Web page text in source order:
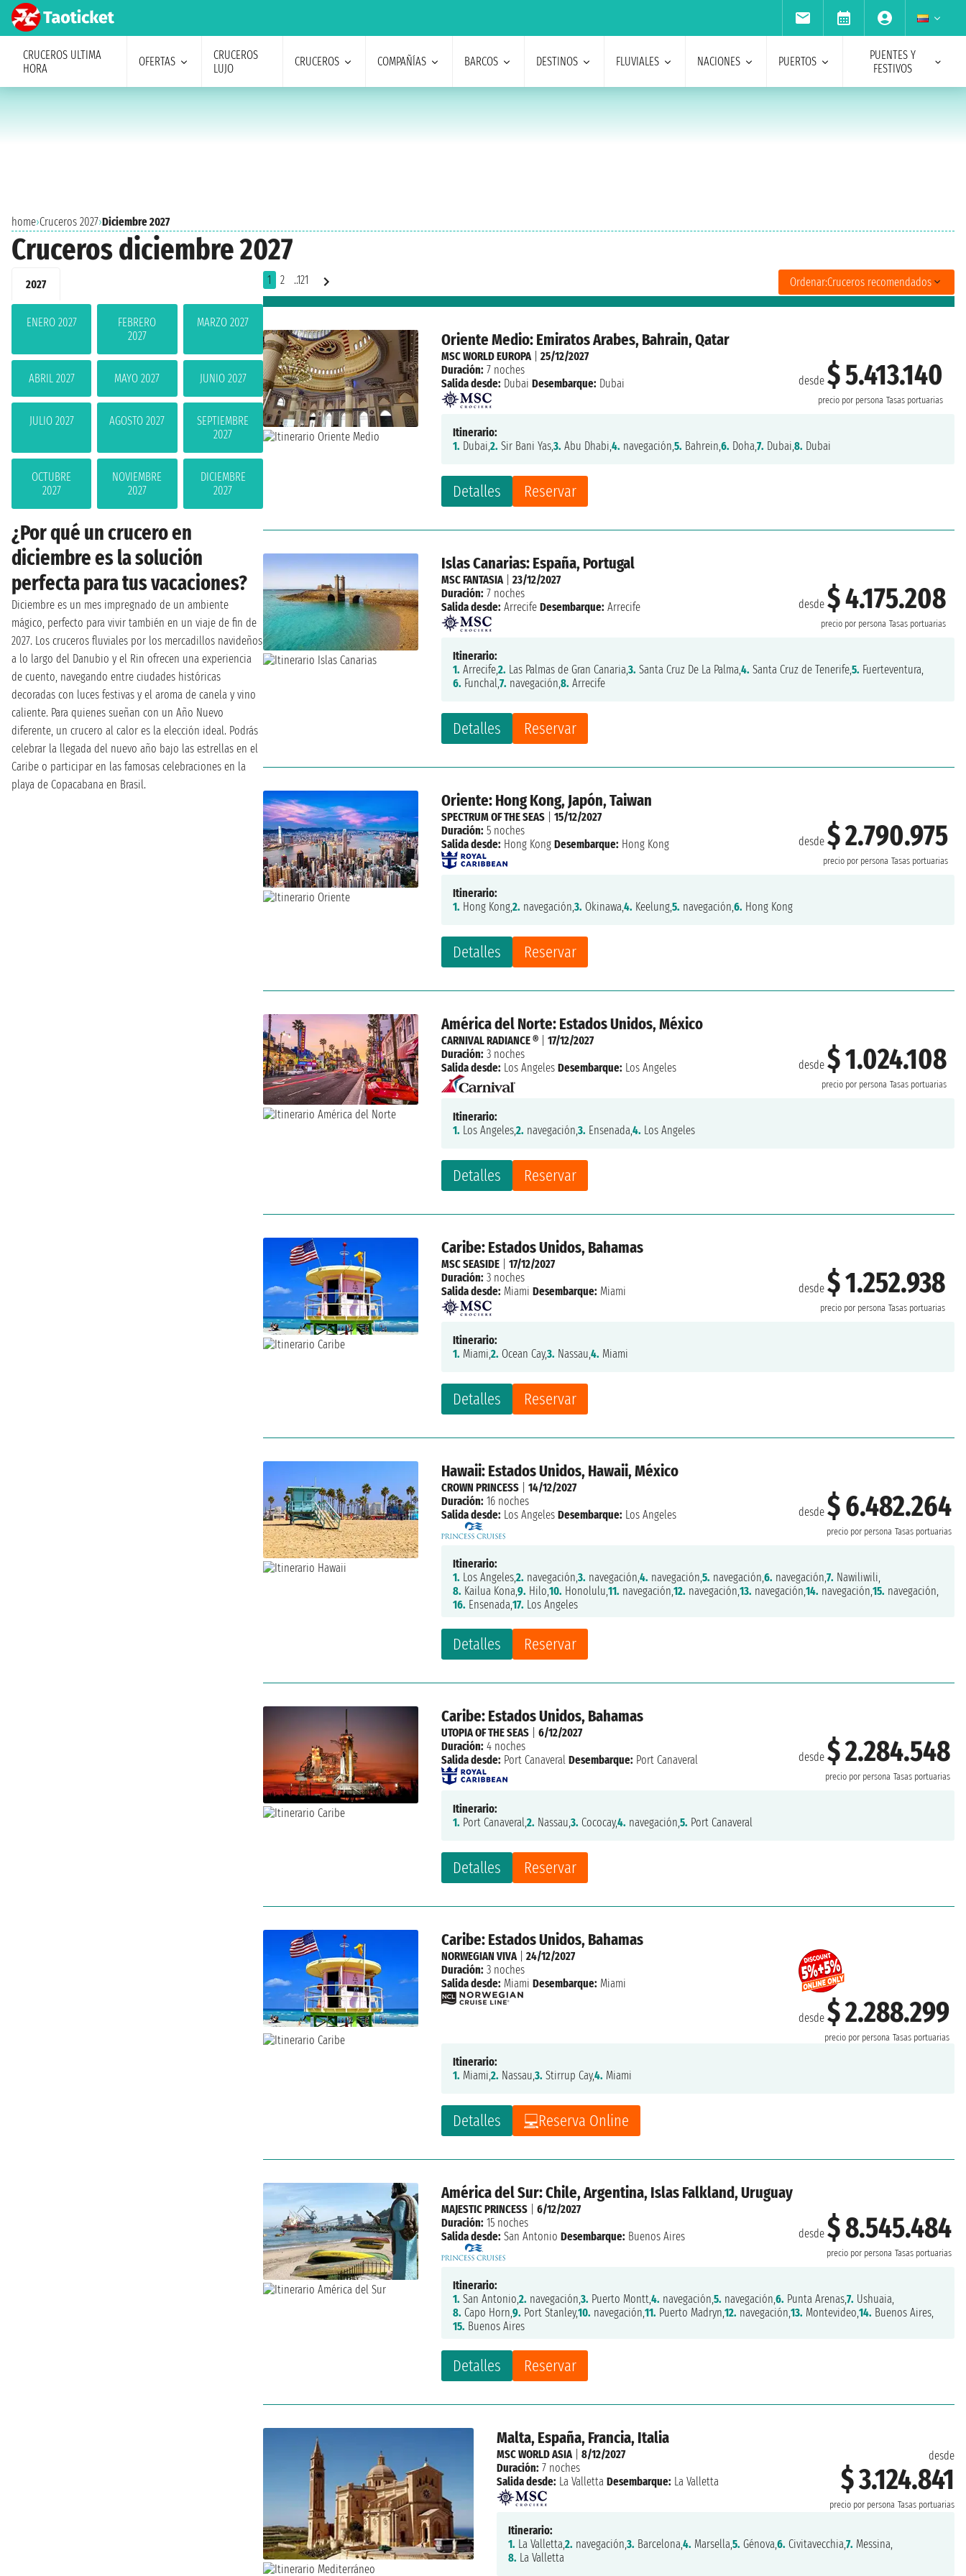
CRUCEROS ULTIMA
HORA
OFERTAS
CRUCEROS
LUJO
CRUCEROS COMPAÑÍAS BARCOS DESTINOS FLUVIALES NACIONES PUERTOS
PUENTES Y
FESTIVOS
home›Cruceros 2027›Diciembre 2027
Cruceros diciembre 2027
2027
ENERO 2027
FEBRERO
2027
MARZO 2027
ABRIL 2027 MAYO 2027 JUNIO 2027
JULIO 2027 AGOSTO 2027
SEPTIEMBRE
2027
OCTUBRE
2027
NOVIEMBRE
2027
DICIEMBRE
2027
¿Por qué un crucero en
diciembre es la solución
perfecta para tus vacaciones?
Diciembre es un mes impregnado de un ambiente
mágico, perfecto para vivir también en un viaje de fin de
2027. Los cruceros fluviales por los mercadillos navideños
a lo largo del Danubio y el Rin ofrecen una experiencia
de cuento, navegando entre ciudades históricas
decoradas con luces festivas y el aroma de canela y vino
caliente. Para quienes sueñan con un Año Nuevo
diferente, un crucero al calor es la elección ideal. Podrás
celebrar la llegada del nuevo año bajo las estrellas en el
Caribe o participar en las famosas celebraciones en la
playa de Copacabana en Brasil.
1 2 ..121 Ordenar:Cruceros recomendados
Oriente Medio: Emiratos Arabes, Bahrain, Qatar
desde$ 5.413.140
precio por persona Tasas portuarias
Detalles Reservar
MSC WORLD EUROPA|25/12/2027
Duración: 7 noches
Salida desde: Dubai Desembarque: Dubai
Itinerario:
1. Dubai,2. Sir Bani Yas,3. Abu Dhabi,4. navegación,5. Bahrein,6. Doha,7. Dubai,8. Dubai
Islas Canarias: España, Portugal
desde$ 4.175.208
precio por persona Tasas portuarias
Detalles Reservar
MSC FANTASIA|23/12/2027
Duración: 7 noches
Salida desde: Arrecife Desembarque: Arrecife
Itinerario:
1. Arrecife,2. Las Palmas de Gran Canaria,3. Santa Cruz De La Palma,4. Santa Cruz de Tenerife,5. Fuerteventura,
6. Funchal,7. navegación,8. Arrecife
Oriente: Hong Kong, Japón, Taiwan
desde$ 2.790.975
precio por persona Tasas portuarias
Detalles Reservar
SPECTRUM OF THE SEAS |15/12/2027
Duración: 5 noches
Salida desde: Hong Kong Desembarque: Hong Kong
Itinerario:
1. Hong Kong,2. navegación,3. Okinawa,4. Keelung,5. navegación,6. Hong Kong
América del Norte: Estados Unidos, México
desde$ 1.024.108
precio por persona Tasas portuarias
Detalles Reservar
CARNIVAL RADIANCE ® |17/12/2027
Duración: 3 noches
Salida desde: Los Angeles Desembarque: Los Angeles
Itinerario:
1. Los Angeles,2. navegación,3. Ensenada,4. Los Angeles
Caribe: Estados Unidos, Bahamas
desde$ 1.252.938
precio por persona Tasas portuarias
Detalles Reservar
MSC SEASIDE |17/12/2027
Duración: 3 noches
Salida desde: Miami Desembarque: Miami
Itinerario:
1. Miami,2. Ocean Cay,3. Nassau,4. Miami
Hawaii: Estados Unidos, Hawaii, México
desde$ 6.482.264
precio por persona Tasas portuarias
Detalles Reservar
CROWN PRINCESS |14/12/2027
Duración: 16 noches
Salida desde: Los Angeles Desembarque: Los Angeles
Itinerario:
1. Los Angeles,2. navegación,3. navegación,4. navegación,5. navegación,6. navegación,7. Nawiliwili,
8. Kailua Kona,9. Hilo,10. Honolulu,11. navegación,12. navegación,13. navegación,14. navegación,15. navegación,
16. Ensenada,17. Los Angeles
Caribe: Estados Unidos, Bahamas
desde$ 2.284.548
precio por persona Tasas portuarias
Detalles Reservar
UTOPIA OF THE SEAS |6/12/2027
Duración: 4 noches
Salida desde: Port Canaveral Desembarque: Port Canaveral
Itinerario:
1. Port Canaveral,2. Nassau,3. Cococay,4. navegación,5. Port Canaveral
Caribe: Estados Unidos, Bahamas
desde$ 2.288.299
precio por persona Tasas portuarias
Detalles Reserva Online
NORWEGIAN VIVA|24/12/2027
Duración: 3 noches
Salida desde: Miami Desembarque: Miami
Itinerario:
1. Miami,2. Nassau,3. Stirrup Cay,4. Miami
América del Sur: Chile, Argentina, Islas Falkland, Uruguay
desde$ 8.545.484
precio por persona Tasas portuarias
Detalles Reservar
MAJESTIC PRINCESS |6/12/2027
Duración: 15 noches
Salida desde: San Antonio Desembarque: Buenos Aires
Itinerario:
1. San Antonio,2. navegación,3. Puerto Montt,4. navegación,5. navegación,6. Punta Arenas,7. Ushuaia,
8. Capo Horn,9. Port Stanley,10. navegación,11. Puerto Madryn,12. navegación,13. Montevideo,14. Buenos Aires,
15. Buenos Aires
Malta, España, Francia, Italia
desde
$ 3.124.841
precio por persona Tasas portuarias
MSC WORLD ASIA| 8/12/2027
Duración: 7 noches
Salida desde: La Valletta Desembarque: La Valletta
Itinerario:
1. La Valletta,2. navegación,3. Barcelona,4. Marsella,5. Génova,6. Civitavecchia,7. Messina,
8. La Valletta